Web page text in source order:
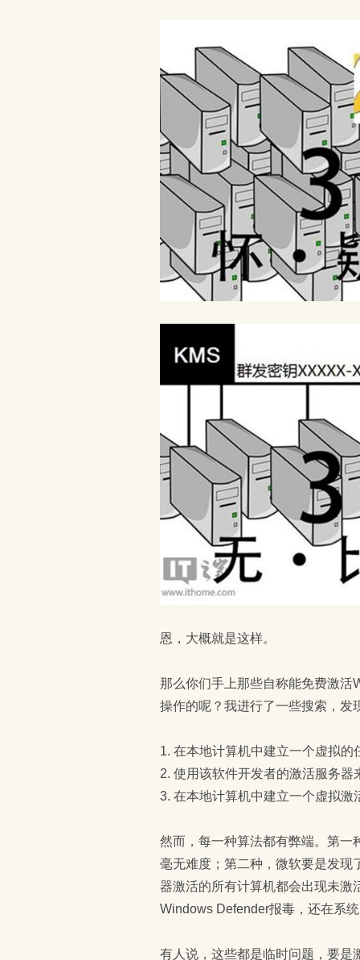
恩，大概就是这样。
那么你们手上那些自称能免费激活
操作的呢？我进行了一些搜索，发
1. 在本地计算机中建立一个虚拟
2. 使用该软件开发者的激活服务
3. 在本地计算机中建立一个虚拟
然而，每一种算法都有弊端。第一
毫无难度；第二种，微软要是发现
器激活的所有计算机都会出现未激
Windows Defender报毒，还在系
有人说，这些都是临时问题，要是